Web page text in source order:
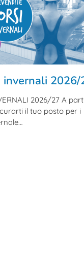
invernali 2026/
2026/27 A
il tuo posto per i